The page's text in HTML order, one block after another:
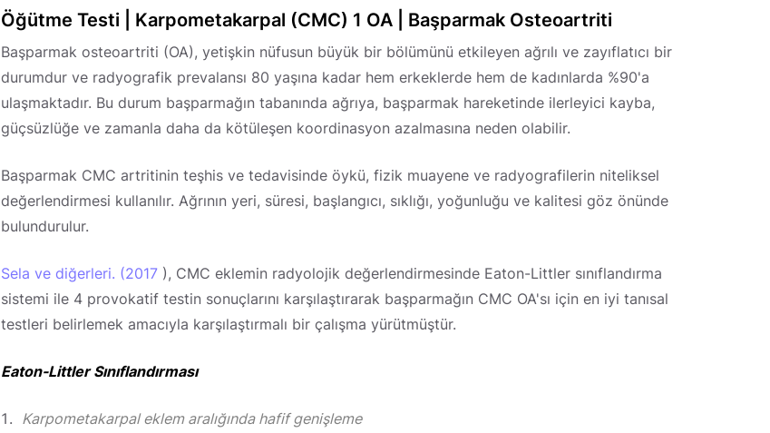
Öğütme Testi | Karpometakarpal (CMC) 1 OA | Başparmak Osteoartriti
Başparmak osteoartriti (OA), yetişkin nüfusun büyük bir bölümünü etkileyen ağrılı ve zayıflatıcı bir
durumdur ve radyografik prevalansı 80 yaşına kadar hem erkeklerde hem de kadınlarda %90'a
ulaşmaktadır. Bu durum başparmağın tabanında ağrıya, başparmak hareketinde ilerleyici kayba,
güçsüzlüğe ve zamanla daha da kötüleşen koordinasyon azalmasına neden olabilir.
Başparmak CMC artritinin teşhis ve tedavisinde öykü, fizik muayene ve radyografilerin niteliksel
değerlendirmesi kullanılır. Ağrının yeri, süresi, başlangıcı, sıklığı, yoğunluğu ve kalitesi göz önünde
bulundurulur.
Sela ve diğerleri. (2017 ), CMC eklemin radyolojik değerlendirmesinde Eaton-Littler sınıflandırma
sistemi ile 4 provokatif testin sonuçlarını karşılaştırarak başparmağın CMC OA'sı için en iyi tanısal
testleri belirlemek amacıyla karşılaştırmalı bir çalışma yürütmüştür.
Eaton-Littler Sınıflandırması
Karpometakarpal eklem aralığında hafif genişleme